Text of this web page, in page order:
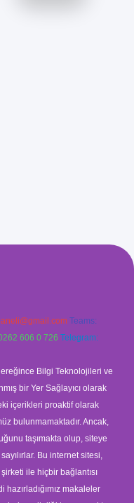
Teams:
606 0 726 Telegram:
Bilgi Teknolojileri ve
bir Yer Sağlayıcı olarak
içerikleri proaktif olarak
bulunmamaktadır. Ancak,
taşımakta olup, siteye
Bu internet sitesi,
ile hiçbir bağlantısı
makaleler